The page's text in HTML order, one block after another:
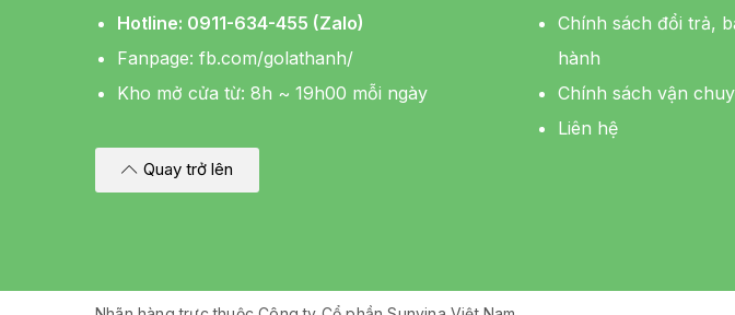
Hotline: 0911-634-455 (Zalo)
Fanpage: fb.com/golathanh/
Kho mở cửa từ: 8h ~ 19h00 mỗi ngày
Quay trở lên
Chính sách đổi trả,
hành
Chính sách vận
Liên hệ